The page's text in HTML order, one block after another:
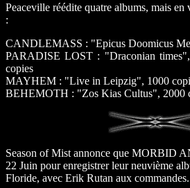
Peaceville réédite quatre albums, mais
:
CANDLEMASS : "Epicus Doomicus
PARADISE LOST : "Draconian
copies
MAYHEM : "Live in Leipzig", 1000
BEHEMOTH : "Zos Kias Cultus", 2000
Season of Mist annonce que MORBID
22 Juin pour enregistrer leur neuvième
Floride, avec Erik Rutan aux commandes.